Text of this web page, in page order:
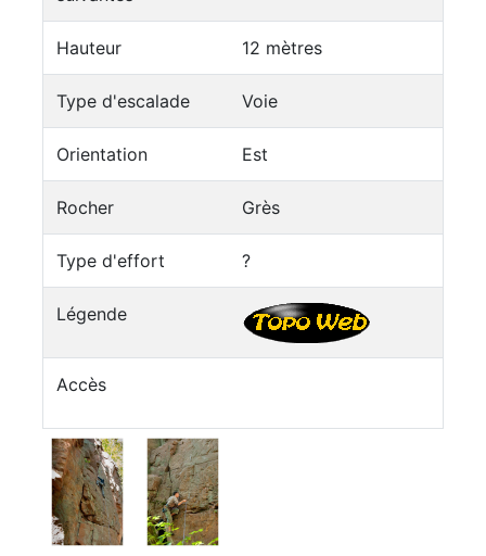
Hauteur 12 mètres
Type d'escalade Voie
Orientation Est
Rocher Grès
Type d'effort ?
Légende
Accès